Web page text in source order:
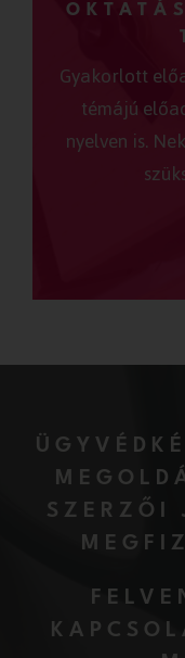
Gyakorlott
témájú
nyelven is.
SZERZŐI